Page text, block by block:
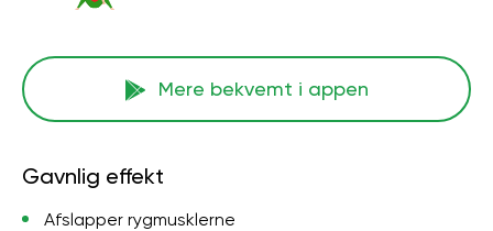
Mere bekvemt i appen
Gavnlig effekt
Afslapper rygmusklerne